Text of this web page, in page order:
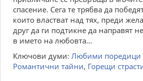
спасение. Сега те трябва да
които властват над тях, преди
друг да ги подтикне да направят
в името на любовта...
Ключови думи: Любими поредици
Романтични тайни, Горещи